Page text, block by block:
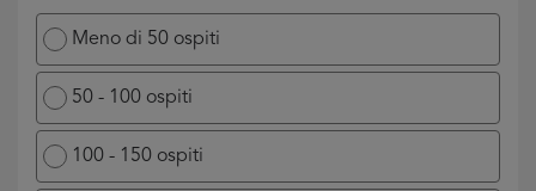
Meno di 50 ospiti
50 - 100 ospiti
100 - 150 ospiti